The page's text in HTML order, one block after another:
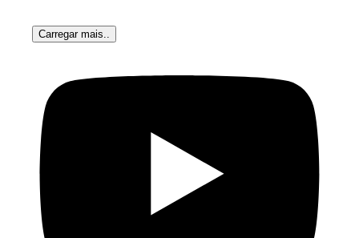
Carregar mais..